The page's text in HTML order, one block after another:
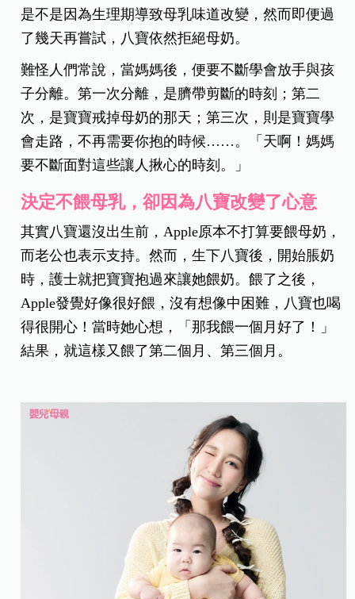
是不是因為生理期導致母乳味道改變，然而即便過
了幾天再嘗試，八寶依然拒絕母奶。
難怪人們常說，當媽媽後，便要不斷學會放手與孩
子分離。第一次分離，是臍帶剪斷的時刻；第二
次，是寶寶戒掉母奶的那天；第三次，則是寶寶學
會走路，不再需要你抱的時候……。「天啊！媽媽
要不斷面對這些讓人揪心的時刻。」
決定不餵母乳，卻因為八寶改變了心意
其實八寶還沒出生前，Apple原本不打算要餵母奶，
而老公也表示支持。然而，生下八寶後，開始脹奶
時，護士就把寶寶抱過來讓她餵奶。餵了之後，
Apple發覺好像很好餵，沒有想像中困難，八寶也喝
得很開心！當時她心想，「那我餵一個月好了！」
結果，就這樣又餵了第二個月、第三個月。